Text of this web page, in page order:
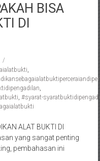
BISA
DI
,
,
, #syarat-
ALAT BUKTI DI
yang sangat penting
pembahasan ini